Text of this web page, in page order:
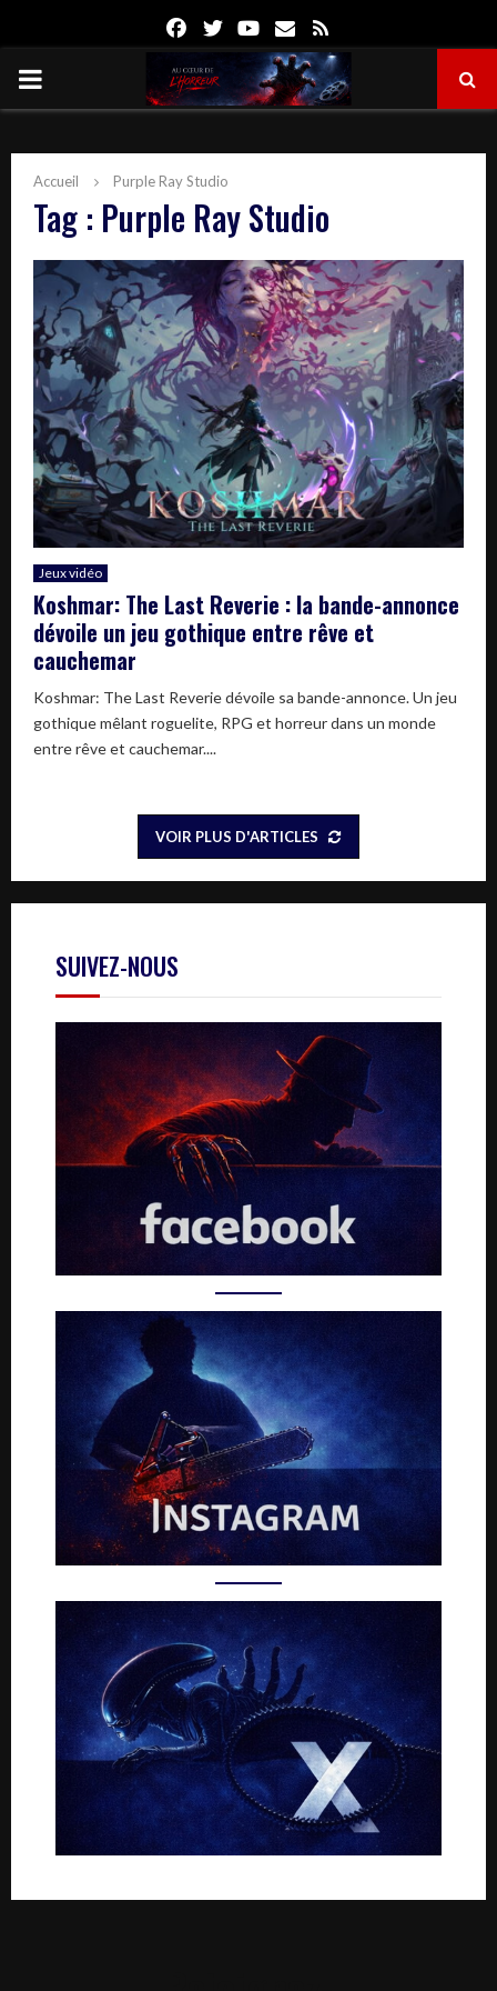
FacebookTwitterYoutube
Email
PRIMARY
Accueil Purple Ray Studio
Tag : Purple Ray Studio
Jeux vidéo
Koshmar: The Last Reverie : la bande-annonce
dévoile un jeu gothique entre rêve et
cauchemar
Koshmar: The Last Reverie dévoile sa bande-annonce. Un jeu
gothique mêlant roguelite, RPG et horreur dans un monde
entre rêve et cauchemar....
VOIR PLUS D'ARTICLES
SUIVEZ-NOUS